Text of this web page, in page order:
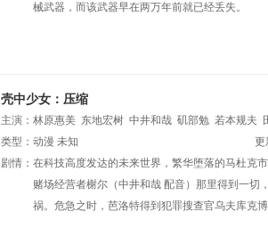
械武器，而该武器早在两万年前就已经丢失。
壳中少女：压缩
主演： 林原惠美 东地宏树 中井和哉 矶部勉 若本规夫
岛智人
类型： 动漫 未知
更
剧情： 在科技高度发达的未来世界，繁华堕落的马杜克
赌场经营者榭尔（中井和哉 配音）那里得到一
祸。危急之时，芭洛特得到犯罪搜查官乌夫库克